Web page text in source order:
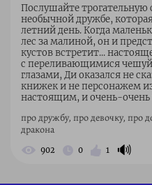
Послушайте
необычной дружбе,
летний день. Когда
лес за малиной, он и
кустов встретит...
с переливающимися
глазами, Ди оказался не
книжек и не персонажем
настоящим, и очень-
про дружбу, про девочку, про
дракона
902 0 1 🔊